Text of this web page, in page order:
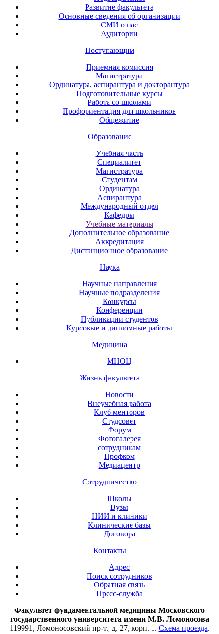
Развитие факультета
Основные сведения об организации
СМИ о нас
Аудитории
Поступающим
Приемная комиссия
Магистратура
Ординатура, аспирантура и докторантура
Подготовительные курсы
Работа со школами
Профориентация для школьников
Общежитие
Образование
Учебная часть
Специалитет
Магистратура
Студентам
Ординатура
Аспирантура
Международный отдел
Кафедры
Учебные материалы
Дополнительное образование
Аккредитация
Дистанционное образование
Наука
Научные направления
Научные подразделения
Конкурсы
Конференции
Публикации студентов
Курсовые и дипломные работы
Медицина
МНОЦ
Жизнь факультета
Новости
Внеучебная работа
Клуб менторов
Студсовет
Форум
Фотогалерея
сотрудникам
Профком
Медиацентр
Сотрудничество
Школы
Вузы
НИИ и клиники
Клинические базы
Договора
Контакты
Адрес
Поиск сотрудников
Обратная связь
Пресс-служба
Факультет фундаментальной медицины Московского
государственного университета имени М.В. Ломоносова
119991, Ломоносовский пр-т., д. 27, корп. 1. Схема проезда.